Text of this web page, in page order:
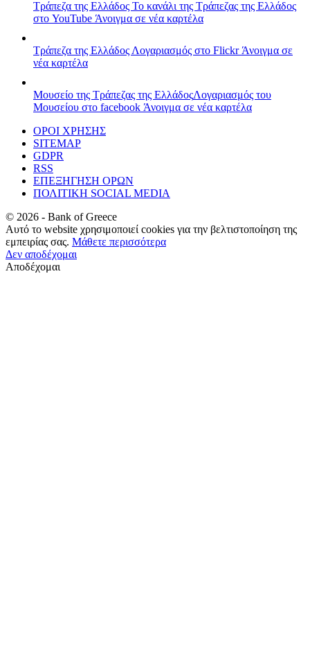
Τράπεζα της Ελλάδος Το κανάλι της Τράπεζας της Ελλάδος
στο YouTube Άνοιγμα σε νέα καρτέλα
Τράπεζα της Ελλάδος Λογαριασμός στο FlickrΆνοιγμα σε
νέα καρτέλα
Μουσείο της Τράπεζας της ΕλλάδοςΛογαριασμός του
Μουσείου στο facebook Άνοιγμα σε νέα καρτέλα
ΟΡΟΙ ΧΡΗΣΗΣ
SITEMAP
GDPR
RSS
ΕΠΕΞΗΓΗΣΗ ΟΡΩΝ
ΠΟΛΙΤΙΚΗ SOCIAL MEDIA
© 2026 - Bank of Greece
Αυτό το website χρησιμοποιεί cookies για την βελτιστοποίηση της
εμπειρίας σας. Μάθετε περισσότερα
Δεν αποδέχομαι
Αποδέχομαι